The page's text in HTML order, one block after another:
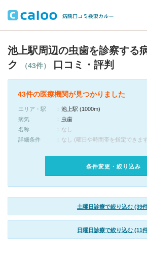
池上駅周辺の虫歯を診察する
ク
（43件） 口コミ・評判
43件の医療機関が見つかりました
エリア・駅
池上駅 (1000m)
病気
虫歯
名称
なし
詳細条件
なし (曜日や時間帯を指定できま
条件変更・絞り込み
土曜日診療で絞り込む (39
日曜日診療で絞り込む (11